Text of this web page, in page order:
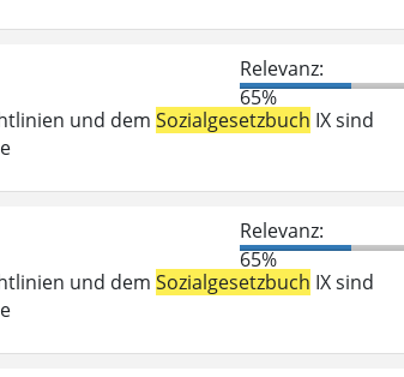
Relevanz:
65%
und dem Sozialgesetzbuch IX sind
Relevanz:
65%
und dem Sozialgesetzbuch IX sind